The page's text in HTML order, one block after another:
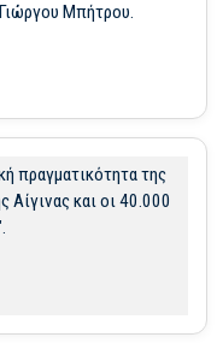
Γιώργου Μπήτρου.
πραγματικότητα της
Αίγινας και οι 40.000